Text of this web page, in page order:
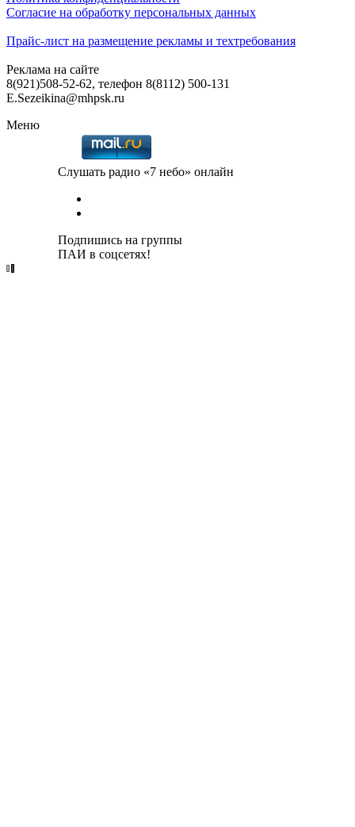
Согласие на обработку персональных данных
Прайс-лист на размещение рекламы и техтребования
Реклама на сайте
8(921)508-52-62, телефон 8(8112) 500-131
E.Sezeikina@mhpsk.ru
Меню
Слушать радио «7 небо» онлайн
Подпишись на группы
ПАИ в соцсетях!